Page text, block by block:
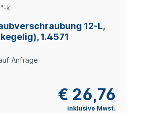
k
12-L,
1.4571
Anfrage
€ 26,76
inklusive Mwst.